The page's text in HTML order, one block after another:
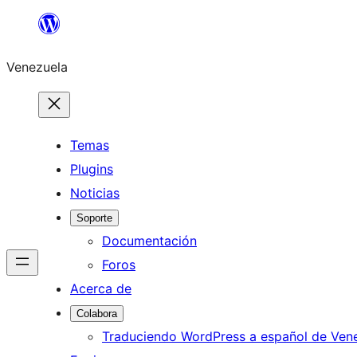
Saltar
contenido
Venezuela
Temas
Plugins
Noticias
Soporte
Documentación
Foros
Acerca de
Colabora
Traduciendo WordPress a español de